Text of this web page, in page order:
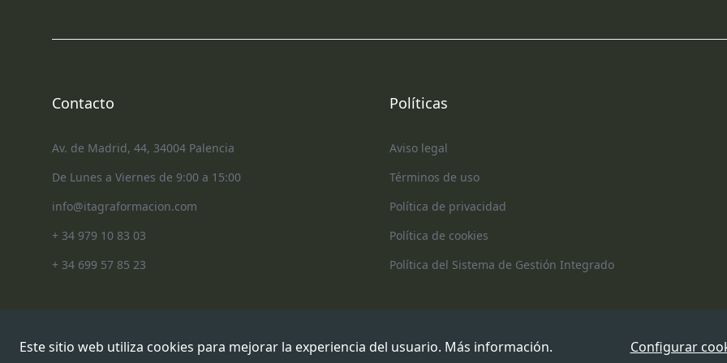
Este sitio web utiliza cookies para mejorar la experiencia del usuario. Más información. Configurar
Contacto
Av. de Madrid, 44, 34004 Palencia
De Lunes a Viernes de 9:00 a 15:00
info@itagraformacion.com
+ 34 979 10 83 03
+ 34 699 57 85 23
Políticas
Aviso legal
Términos de uso
Política de privacidad
Política de cookies
Política del Sistema de Gestión Integrado
Copyright2026. Itagra Formación.